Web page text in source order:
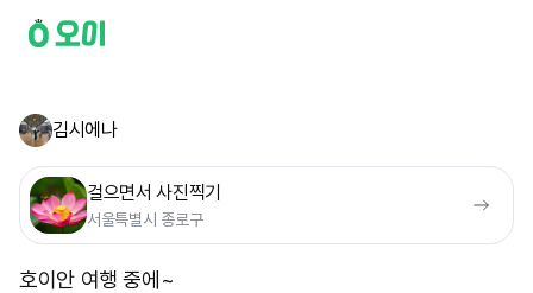
김시에나
걸으면서 사진찍기
서울특별시 종로구
호이안 여행 중에~